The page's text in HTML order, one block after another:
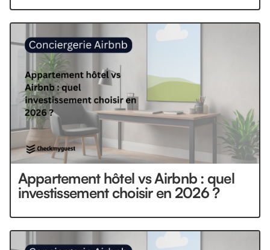
Appartement hôtel vs Airbnb : quel
investissement choisir en 2026 ?